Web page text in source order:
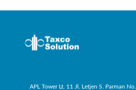
APL Tower Lt. 11 Jl. Letjen S. Parman No.